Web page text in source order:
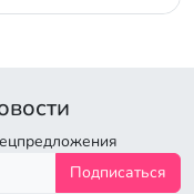
Подписаться